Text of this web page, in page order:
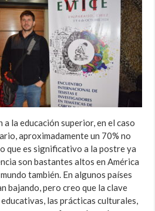
a la educación superior, en el caso
aproximadamente un 70% no
que es significativo a la postre ya
son bastantes altos en América
también. En algunos países
bajando, pero creo que la clave
las prácticas culturales,